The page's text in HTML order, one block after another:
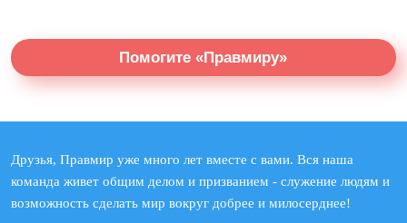
Помогите «Правмиру»
Друзья, Правмир уже много лет вместе с вами. Вся наша
команда живет общим делом и призванием - служение людям и
возможность сделать мир вокруг добрее и милосерднее!